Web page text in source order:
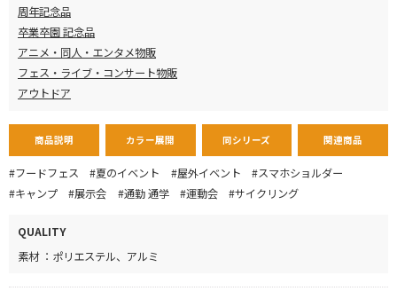
周年記念品
卒業卒園 記念品
アニメ・同人・エンタメ物販
フェス・ライブ・コンサート物販
アウトドア
商品説明 カラー展開 同シリーズ 関連商品
#フードフェス #夏のイベント #屋外イベント
#スマホショルダー
#キャンプ
#展示会 #通勤 通学 #運動会 #サイクリング
QUALITY
素材 ：ポリエステル、アルミ